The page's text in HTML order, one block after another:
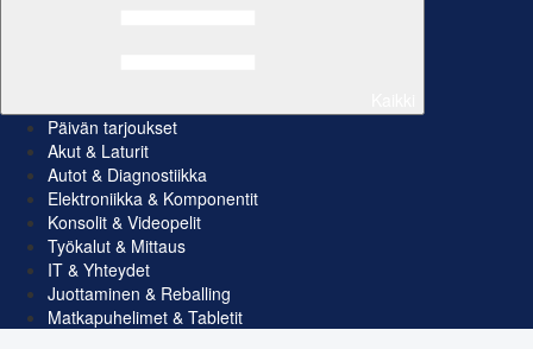
Päivän tarjoukset
Akut & Laturit
Autot & Diagnostiikka
Elektroniikka & Komponentit
Konsolit & Videopelit
Työkalut & Mittaus
IT & Yhteydet
Juottaminen & Reballing
Matkapuhelimet & Tabletit